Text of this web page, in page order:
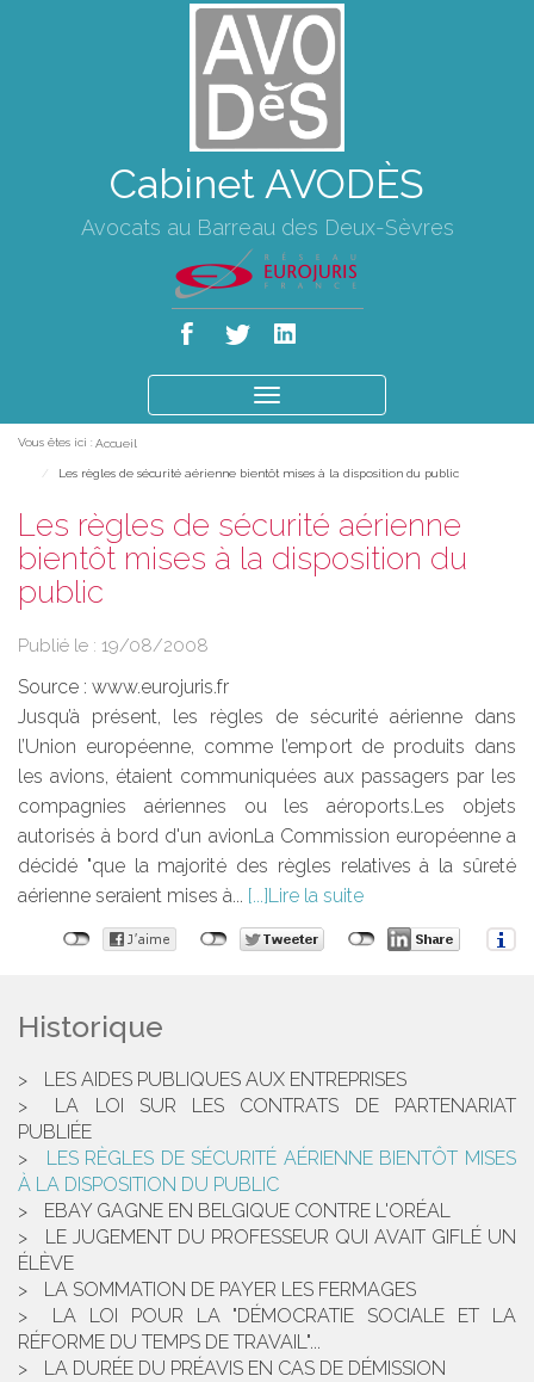
Cabinet AVODÈS
Avocats au Barreau des Deux-Sèvres
le
Vous êtes ici : Accueil
Les règles de sécurité aérienne bientôt mises à la disposition du public
Les règles de sécurité aérienne
bientôt mises à la disposition du
public
Publié le : 19/08/2008
Source : www.eurojuris.fr
Jusqu’à présent, les règles de sécurité aérienne dans
l’Union européenne, comme l’emport de produits dans
les avions, étaient communiquées aux passagers par les
compagnies aériennes ou les aéroports.Les objets
autorisés à bord d'un avionLa Commission européenne a
décidé "que la majorité des règles relatives à la sûreté
aérienne seraient mises à...
Lire la suite
Historique
LES AIDES PUBLIQUES AUX ENTREPRISES
LA LOI SUR LES CONTRATS DE PARTENARIAT
PUBLIÉE
LES RÈGLES DE SÉCURITÉ AÉRIENNE BIENTÔT MISES
À LA DISPOSITION DU PUBLIC
EBAY GAGNE EN BELGIQUE CONTRE L'ORÉAL
LE JUGEMENT DU PROFESSEUR QUI AVAIT GIFLÉ UN
ÉLÈVE
LA SOMMATION DE PAYER LES FERMAGES
LA LOI POUR LA "DÉMOCRATIE SOCIALE ET LA
RÉFORME DU TEMPS DE TRAVAIL"...
LA DURÉE DU PRÉAVIS EN CAS DE DÉMISSION